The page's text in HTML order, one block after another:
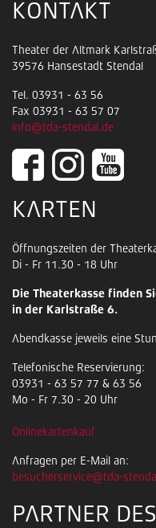
KONTAKT
Theater der Altmark
39576 Hansestadt Stendal
Tel. 03931 - 63 56
Fax 03931 - 63 57 07
info@tda-stendal.de
KARTEN
Öffnungszeiten der
Di - Fr 11.30 - 18 Uhr
Die Theaterkasse finden
in der Karlstraße 6.
Abendkasse jeweils eine
Telefonische Reservierung:
03931 - 63 57 77 & 63 56
Mo - Fr 7.30 - 20 Uhr
Onlinekartenkauf
Anfragen per E-Mail an:
besucherservice@tda-
PARTNER